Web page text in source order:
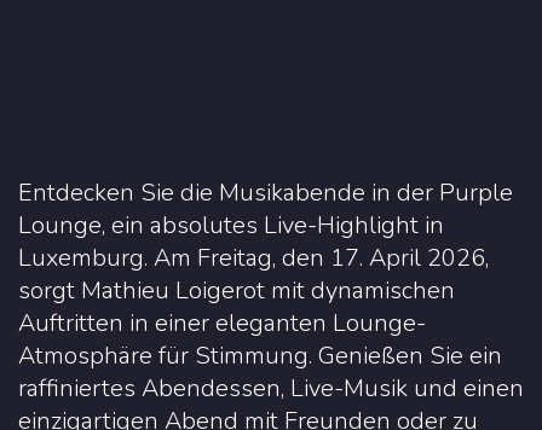
Entdecken Sie die Musikabende in der Purple
Lounge, ein absolutes Live-Highlight in
Luxemburg. Am Freitag, den 17. April 2026,
sorgt Mathieu Loigerot mit dynamischen
Auftritten in einer eleganten Lounge-
Atmosphäre für Stimmung. Genießen Sie ein
raffiniertes Abendessen, Live-Musik und einen
einzigartigen Abend mit Freunden oder zu